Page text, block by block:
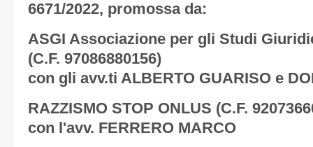
6671/2022, promossa da:
ASGI Associazione per gli Studi
(C.F. 97086880156)
con gli avv.ti ALBERTO GUARISO e
RAZZISMO STOP ONLUS (C.F.
con l'avv. FERRERO MARCO